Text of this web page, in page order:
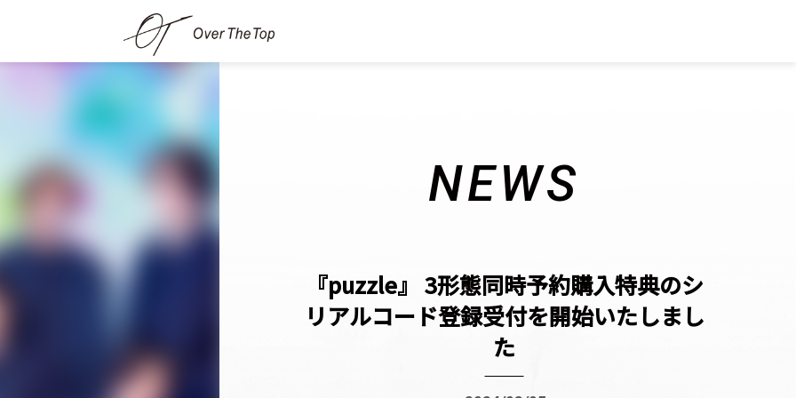
NEWS
『puzzle』 3形態同時予約購入特典のシ
リアルコード登録受付を開始いたしまし
た